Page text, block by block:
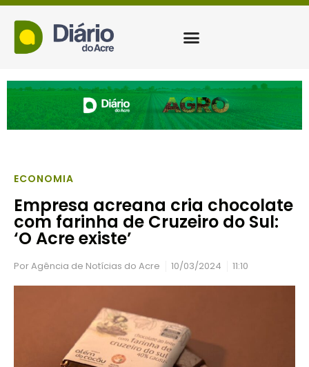
ECONOMIA
Empresa acreana cria chocolate
com farinha de Cruzeiro do Sul:
‘O Acre existe’
PorAgência de Notícias do Acre 10/03/2024 11:10